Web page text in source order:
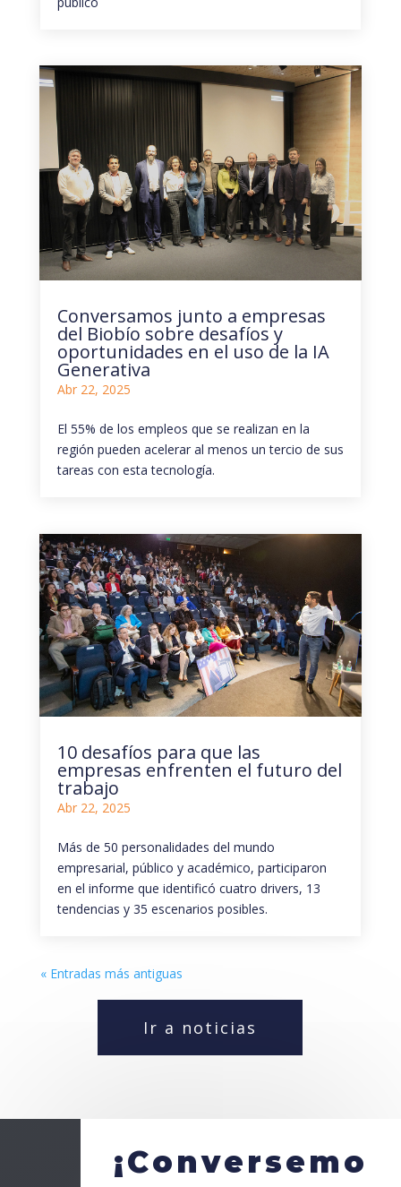
Conversamos junto a empresas
del Biobío sobre desafíos y
oportunidades en el uso de la IA
Generativa
Abr 22, 2025
El 55% de los empleos que se realizan en la
región pueden acelerar al menos un tercio de sus
tareas con esta tecnología.
10 desafíos para que las
empresas enfrenten el futuro del
trabajo
Abr 22, 2025
Más de 50 personalidades del mundo
empresarial, público y académico, participaron
en el informe que identificó cuatro drivers, 13
tendencias y 35 escenarios posibles.
« Entradas más antiguas
Ir a noticias
¡Conversemo